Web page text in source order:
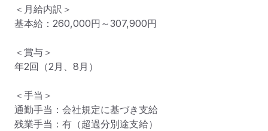
＜月給内訳＞
基本給：260,000円～307,900円
＜賞与＞
年2回（2月、8月）
＜手当＞
通勤手当：会社規定に基づき支給
残業手当：有（超過分別途支給）